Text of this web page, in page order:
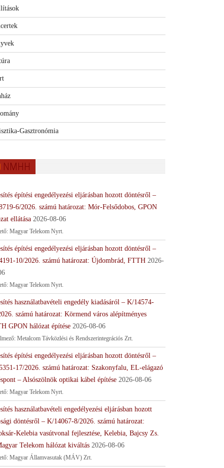
Gasztronómia
NMHH
építési engedélyezési eljárásban hozott döntésről –
6/2026. számú határozat: Mór-Felsődobos, GPON
ellátása 2026-08-06
Magyar Telekom Nyrt.
építési engedélyezési eljárásban hozott döntésről –
10/2026. számú határozat: Újdombrád, FTTH 2026-
Magyar Telekom Nyrt.
használatbavételi engedély kiadásáról – K/14574-
számú határozat: Körmend város alépítményes
GPON hálózat építése 2026-08-06
Metalcom Távközlési és Rendszerintegrációs Zrt.
építési engedélyezési eljárásban hozott döntésről –
17/2026. számú határozat: Szakonyfalu, EL-elágazó
– Alsószölnök optikai kábel építése 2026-08-06
Magyar Telekom Nyrt.
használatbavételi engedélyezési eljárásban hozott
döntésről – K/14067-8/2026. számú határozat:
Kelebia vasútvonal fejlesztése, Kelebia, Bajcsy Zs.
Telekom hálózat kiváltás 2026-08-06
Magyar Államvasutak (MÁV) Zrt.